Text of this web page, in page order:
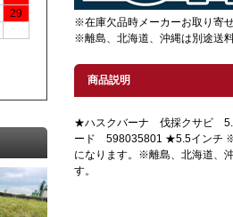
※在庫欠品時メーカーお取り寄
※離島、北海道、沖縄は別途送
商品説明
★ハスクバーナ 伐採クサビ
ード 598035801 ★5.5インチ ※
になります。※離島、北海道、
す。
29